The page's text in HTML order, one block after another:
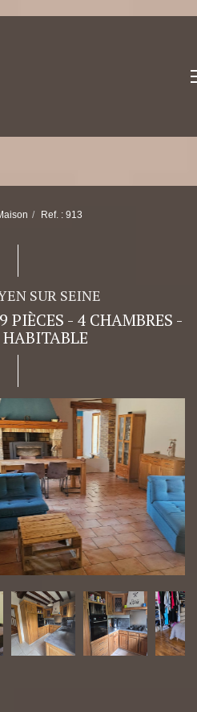
Ref. : 913
SUR SEINE
PIÈCES - 4 CHAMBRES -